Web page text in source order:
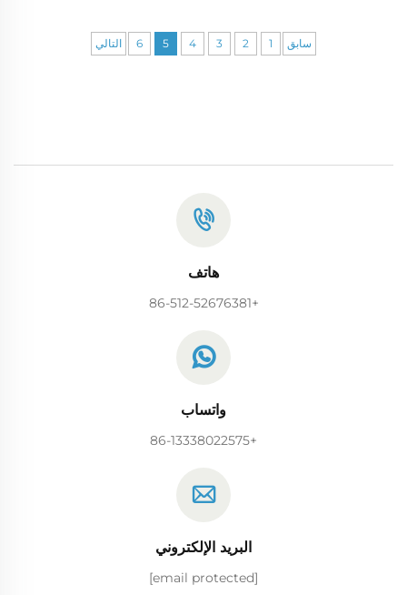
سابق 1
2
3
4
5
6 التالي
هاتف
+86-512-52676381
واتساب
+86-13338022575
البريد الإلكتروني
[email protected]